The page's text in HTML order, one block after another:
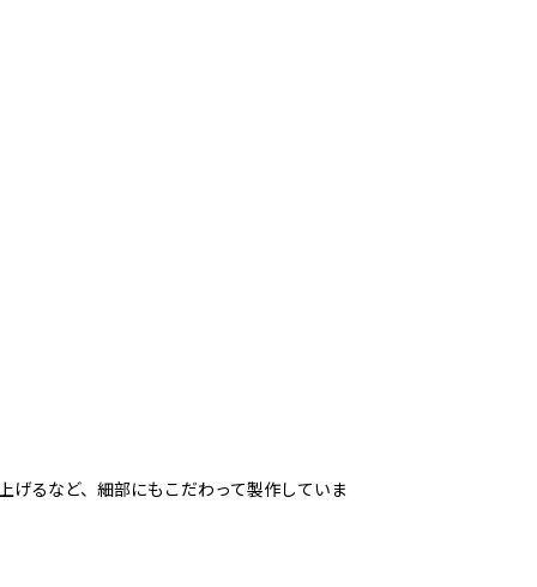
るなど、細部にもこだわって製作していま